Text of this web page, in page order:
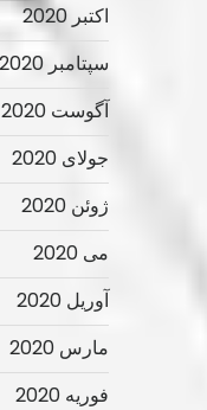
اکتبر 2020
سپتامبر 2020
آگوست 2020
جولای 2020
ژوئن 2020
می 2020
آوریل 2020
مارس 2020
فوریه 2020